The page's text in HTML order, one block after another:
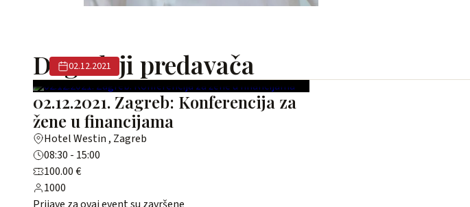
Događaji predavača
02.12.2021
02.12.2021. Zagreb: Konferencija za
žene u financijama
Hotel Westin , Zagreb
08:30 - 15:00
100.00 €
1000